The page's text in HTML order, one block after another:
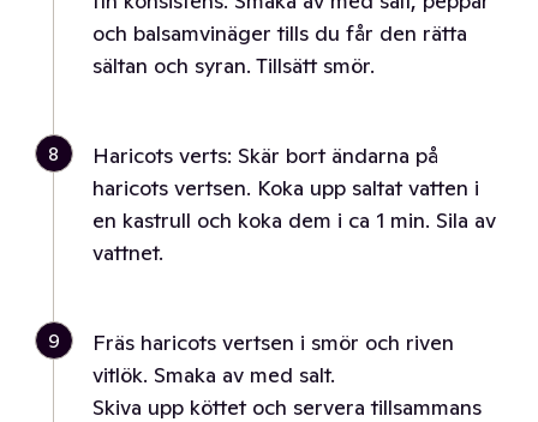
och balsamvinäger tills du får den rätta
sältan och syran. Tillsätt smör.
8
Haricots verts: Skär bort ändarna på
haricots vertsen. Koka upp saltat vatten i
en kastrull och koka dem i ca 1 min. Sila av
vattnet.
9
Fräs haricots vertsen i smör och riven
vitlök. Smaka av med salt.
Skiva upp köttet och servera tillsammans